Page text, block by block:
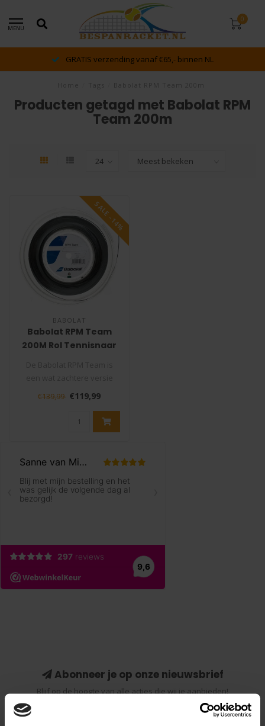
MENU
0
GRATIS verzending vanaf €65,- binnen NL
Producten getagd met Babolat RPM
Team 200m
SALE -14%
BABOLAT
Babolat RPM Team
200M Rol Tennisnaar
van de RPM Blast waardoor
€139,99 €119,99
Abonneer je op onze nieuwsbrief
Blijf op de hoogte van alle acties die wij je aanbieden!
Abonneer